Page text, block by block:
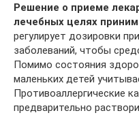
Решение о приеме
лечебных целях
регулирует дозировки
заболеваний, чтобы
Помимо состояния
маленьких детей
Противоаллергические
предварительно